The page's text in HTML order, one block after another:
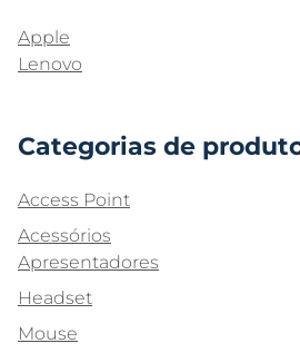
Apple
Lenovo
Categorias de
Access Point
Acessórios
Apresentadores
Headset
Mouse